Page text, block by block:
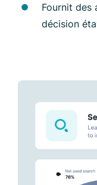
Fournit des
décision